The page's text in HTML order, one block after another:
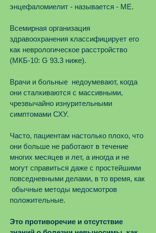
энцефаломиелит - называется - ME.
Всемирная организация
здравоохранения классифицирует его
как неврологическое расстройство
(МКБ-10: G 93.3 ниже).
Врачи и больные недоумевают, когда
они сталкиваются с массивными,
чрезвычайно изнурительными
симптомами СХУ.
Часто, пациентам настолько плохо, что
они больше не работают в течение
многих месяцев и лет, а иногда и не
могут справиться даже с простейшими
повседневными делами, в то время, как
обычные методы медосмотров
положительные.
Это противоречие и отсутствие